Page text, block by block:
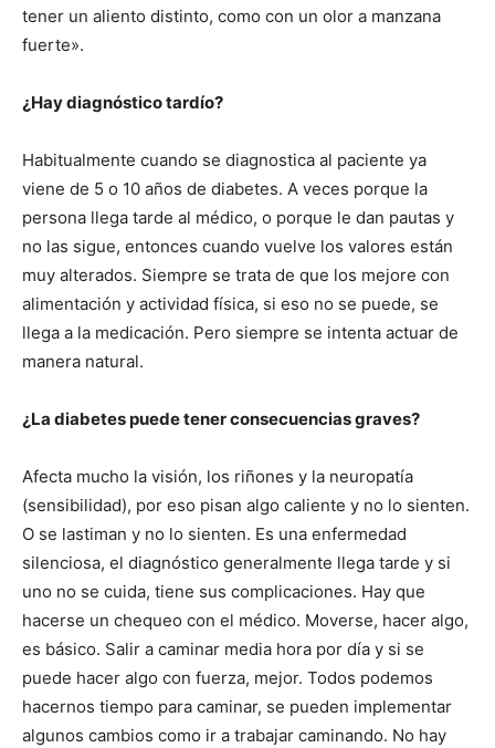
tener un aliento distinto, como con un olor a manzana
fuerte».
¿Hay diagnóstico tardío?
Habitualmente cuando se diagnostica al paciente ya
viene de 5 o 10 años de diabetes. A veces porque la
persona llega tarde al médico, o porque le dan pautas y
no las sigue, entonces cuando vuelve los valores están
muy alterados. Siempre se trata de que los mejore con
alimentación y actividad física, si eso no se puede, se
llega a la medicación. Pero siempre se intenta actuar de
manera natural.
¿La diabetes puede tener consecuencias graves?
Afecta mucho la visión, los riñones y la neuropatía
(sensibilidad), por eso pisan algo caliente y no lo sienten.
O se lastiman y no lo sienten. Es una enfermedad
silenciosa, el diagnóstico generalmente llega tarde y si
uno no se cuida, tiene sus complicaciones. Hay que
hacerse un chequeo con el médico. Moverse, hacer algo,
es básico. Salir a caminar media hora por día y si se
puede hacer algo con fuerza, mejor. Todos podemos
hacernos tiempo para caminar, se pueden implementar
algunos cambios como ir a trabajar caminando. No hay